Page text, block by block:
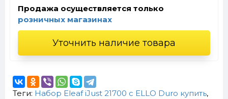
Продажа осуществляется только
розничных магазинах
Уточнить наличие товара
Теги: Набор Eleaf iJust 21700 c ELLO Duro купить,